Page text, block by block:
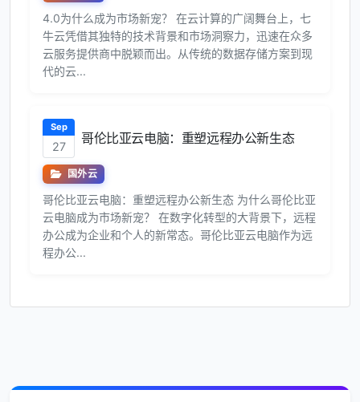
4.0为什么成为市场新宠？ 在云计算的广阔舞台上，七
牛云凭借其独特的技术背景和市场洞察力，迅速在众多
云服务提供商中脱颖而出。从传统的数据存储方案到现
代的云...
Sep
27
哥伦比亚云电脑：重塑远程办公新生态
国外云
哥伦比亚云电脑：重塑远程办公新生态 为什么哥伦比亚
云电脑成为市场新宠？ 在数字化转型的大背景下，远程
办公成为企业和个人的新常态。哥伦比亚云电脑作为远
程办公...